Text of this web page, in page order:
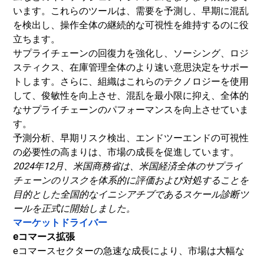
います。これらのツールは、需要を予測し、早期に混乱
を検出し、操作全体の継続的な可視性を維持するのに役
立ちます。
サプライチェーンの回復力を強化し、ソーシング、ロジ
スティクス、在庫管理全体のより速い意思決定をサポー
トします。さらに、組織はこれらのテクノロジーを使用
して、俊敏性を向上させ、混乱を最小限に抑え、全体的
なサプライチェーンのパフォーマンスを向上させていま
す。
予測分析、早期リスク検出、エンドツーエンドの可視性
の必要性の高まりは、市場の成長を促進しています。
2024年12月、米国商務省は、米国経済全体のサプライ
チェーンのリスクを体系的に評価および対処することを
目的とした全国的なイニシアチブであるスケール診断ツ
ールを正式に開始しました。
マーケットドライバー
eコマース拡張
eコマースセクターの急速な成長により、市場は大幅な